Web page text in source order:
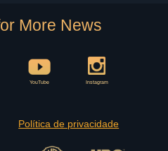
More News
YouTube Instagram
Política de privacidade